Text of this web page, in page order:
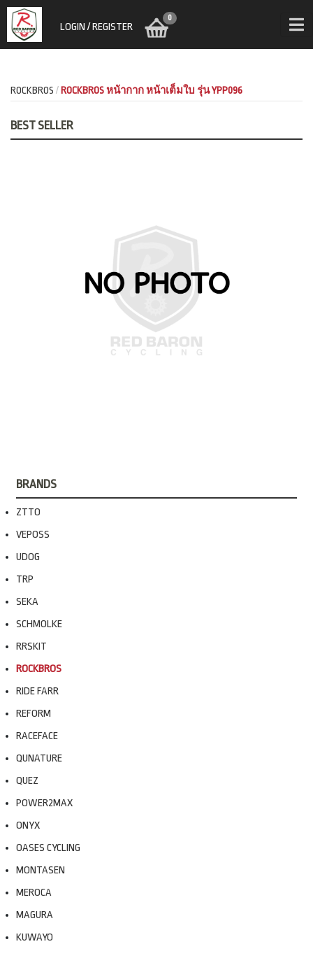
LOGIN / REGISTER
0
ROCKBROS ROCKBROS หน้ากาก หน้าเต็มใบ รุ่น YPP096
BRANDS
ZTTO
VEPOSS
UDOG
TRP
SEKA
SCHMOLKE
RRSKIT
ROCKBROS
RIDE FARR
REFORM
RACEFACE
QUNATURE
QUEZ
POWER2MAX
ONYX
OASES CYCLING
MONTASEN
MEROCA
MAGURA
KUWAYO
BEST SELLER